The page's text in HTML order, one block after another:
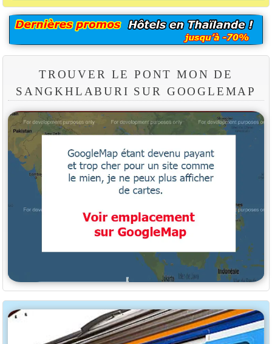
TROUVER LE PONT MON DE
SANGKHLABURI SUR GOOGLEMAP